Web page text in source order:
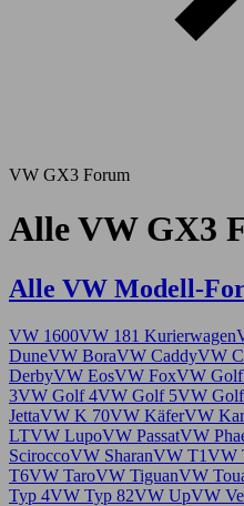
VW GX3 Forum
Alle VW GX3
Alle VW Modell-
VW 1600VW 181 Kurierwagen
DuneVW BoraVW CaddyVW
DerbyVW EosVW FoxVW Golf
3VW Golf 4VW Golf 5VW
JettaVW K 70VW KäferVW
LTVW LupoVW PassatVW
SciroccoVW SharanVW T1VW
T6VW TaroVW TiguanVW
Typ 4VW Typ 82VW UpVW